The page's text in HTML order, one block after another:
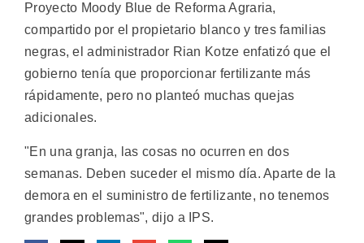
Proyecto Moody Blue de Reforma Agraria,
compartido por el propietario blanco y tres familias
negras, el administrador Rian Kotze enfatizó que el
gobierno tenía que proporcionar fertilizante más
rápidamente, pero no planteó muchas quejas
adicionales.
"En una granja, las cosas no ocurren en dos
semanas. Deben suceder el mismo día. Aparte de la
demora en el suministro de fertilizante, no tenemos
grandes problemas", dijo a IPS.